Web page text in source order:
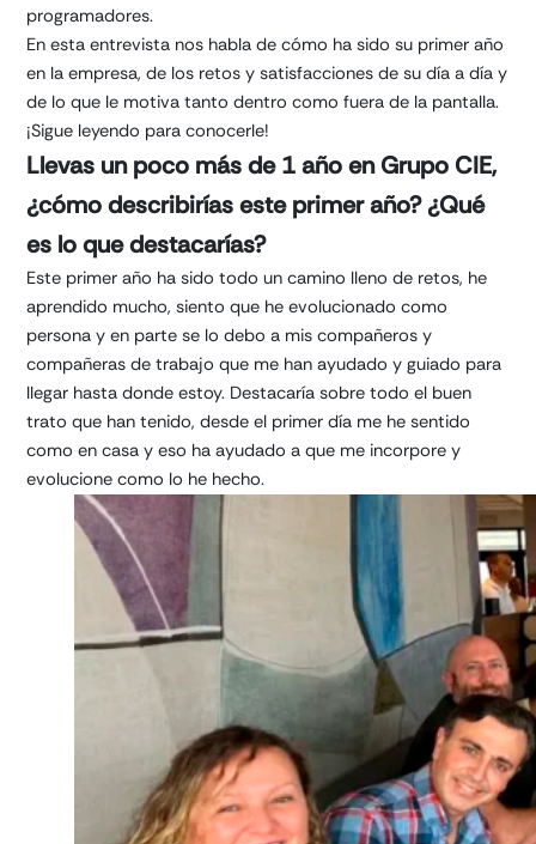
programadores.
En esta entrevista nos habla de cómo ha sido su primer año
en la empresa, de los retos y satisfacciones de su día a día y
de lo que le motiva tanto dentro como fuera de la pantalla.
¡Sigue leyendo para conocerle!
Llevas un poco más de 1 año en Grupo CIE,
¿cómo describirías este primer año? ¿Qué
es lo que destacarías?
Este primer año ha sido todo un camino lleno de retos, he
aprendido mucho, siento que he evolucionado como
persona y en parte se lo debo a mis compañeros y
compañeras de trabajo que me han ayudado y guiado para
llegar hasta donde estoy. Destacaría sobre todo el buen
trato que han tenido, desde el primer día me he sentido
como en casa y eso ha ayudado a que me incorpore y
evolucione como lo he hecho.